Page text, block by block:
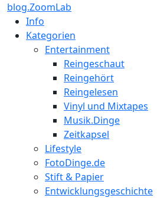
blog.ZoomLab
Info
Kategorien
Entertainment
Reingeschaut
Reingehört
Reingelesen
Vinyl und Mixtapes
Musik.Dinge
Zeitkapsel
Lifestyle
FotoDinge.de
Stift & Papier
Entwicklungsgeschichte